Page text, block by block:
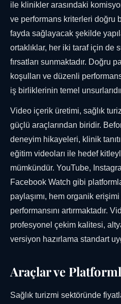
ile klinikler arasındaki
ve performans kriterleri doğru
fayda sağlayacak şekilde
ortaklıklar, her iki taraf için de
fırsatları sunmaktadır. Doğru
koşulları ve düzenli
iş birliklerinin temel
Video içerik üretimi, sağlık
güçlü araçlarından biridir.
deneyim hikayeleri, klinik
eğitim videoları ile hedef
mümkündür. YouTube,
Facebook Watch gibi
paylaşımı, hem organik
performansını artırmaktadır.
profesyonel çekim kalitesi,
versiyon hazırlama standart
Araçlar ve
Sağlık turizmi sektöründe